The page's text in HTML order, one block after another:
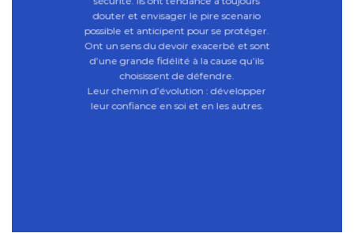
douter et envisager le pire scenario
possible et anticipent pour se protéger.
Ont un sens du devoir exacerbé et sont
d’une grande fidélité à la cause qu’ils
choisissent de défendre.
Leur chemin d’évolution : développer
leur confiance en soi et en les autres.